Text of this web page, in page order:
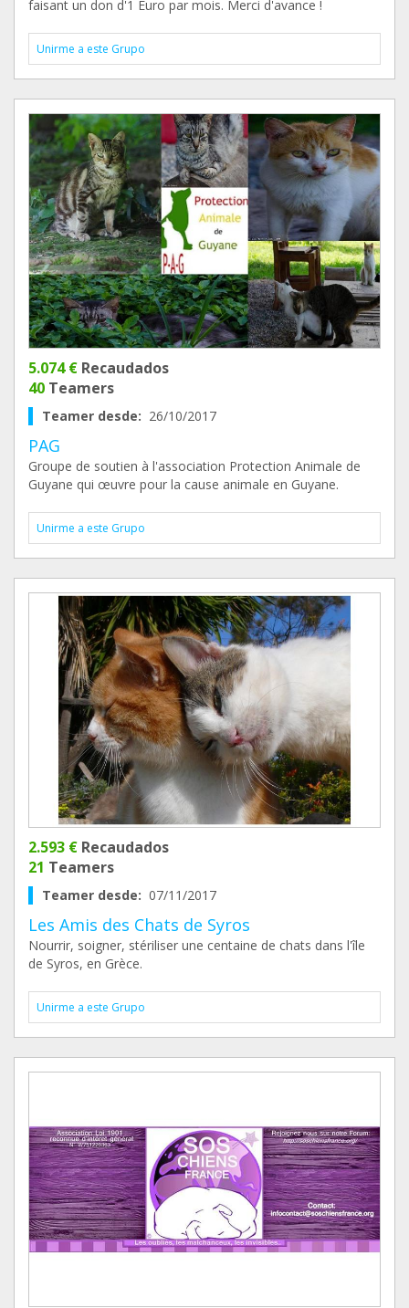
faisant un don d'1 Euro par mois. Merci d'avance !
Unirme a este Grupo
5.074 € Recaudados
40 Teamers
Teamer desde: 26/10/2017
PAG
Groupe de soutien à l'association Protection Animale de
Guyane qui œuvre pour la cause animale en Guyane.
Unirme a este Grupo
2.593 € Recaudados
21 Teamers
Teamer desde: 07/11/2017
Les Amis des Chats de Syros
Nourrir, soigner, stériliser une centaine de chats dans l'île
de Syros, en Grèce.
Unirme a este Grupo